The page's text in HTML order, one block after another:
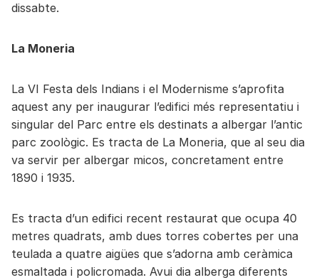
dissabte.
La Moneria
La VI Festa dels Indians i el Modernisme s’aprofita
aquest any per inaugurar l’edifici més representatiu i
singular del Parc entre els destinats a albergar l’antic
parc zoològic. Es tracta de La Moneria, que al seu dia
va servir per albergar micos, concretament entre
1890 i 1935.
Es tracta d’un edifici recent restaurat que ocupa 40
metres quadrats, amb dues torres cobertes per una
teulada a quatre aigües que s’adorna amb ceràmica
esmaltada i policromada. Avui dia alberga diferents